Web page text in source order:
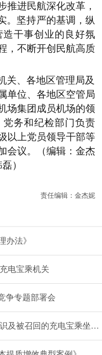
推进民航深化改革，
。坚持严的基调，纵
干事创业的良好氛
，不断开创民航高质
关、各地区管理局及
单位、各地区空管局
场集团成员机场的领
务和纪检部门负责
以上党员领导干部等
会议。（编辑：金杰
）
责任编辑： 金杰妮
办法》
电宝乘机关
争专题部署会
及被召回的充电宝乘坐境